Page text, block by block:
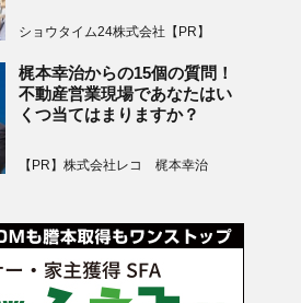
ショウタイム24株式会社【PR】
梶本幸治からの15個の質問！
不動産営業現場であなたはい
くつ当てはまりますか？
【PR】株式会社レコ 梶本幸治